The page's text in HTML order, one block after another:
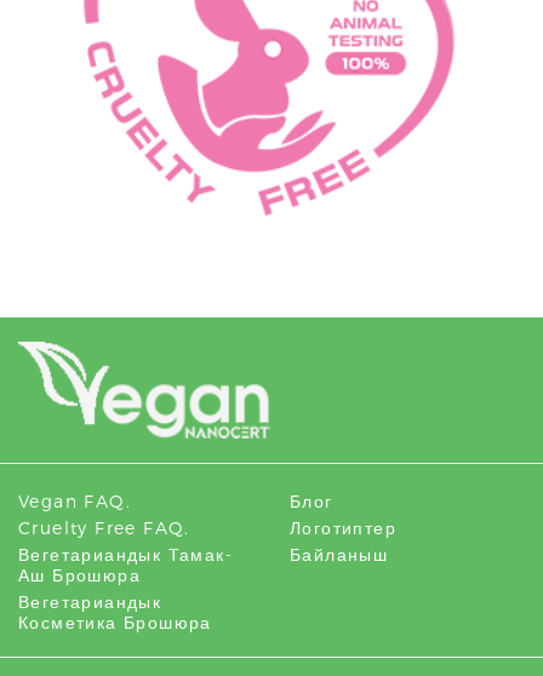
Vegan FAQ.
Cruelty Free FAQ.
Вегетариандык Тамак-
Аш Брошюра
Вегетариандык
Косметика Брошюра
Блог
Логотиптер
Байланыш